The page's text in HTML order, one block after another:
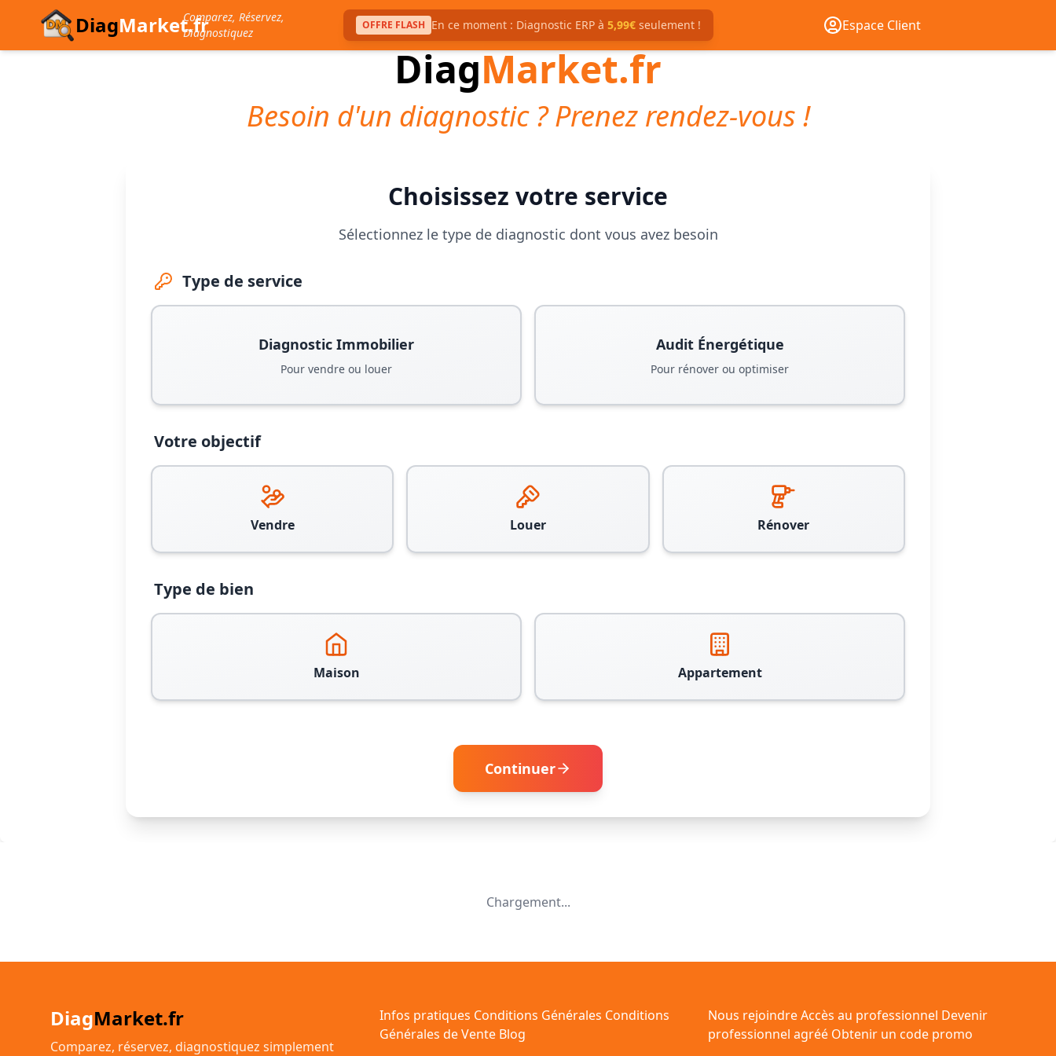
DiagMarket.frComparez, Réservez,
Diagnostiquez
OFFRE FLASH En ce moment : Diagnostic ERP à 5,99€seulement ! Espace Client
DiagMarket.fr
Besoin d'un diagnostic ? Prenez rendez-vous !
Choisissez votre service
Sélectionnez le type de diagnostic dont vous avez besoin
Type de service
Diagnostic Immobilier
Pour vendre ou louer
Audit Énergétique
Pour rénover ou optimiser
Votre objectif
Vendre Louer Rénover
Type de bien
Maison Appartement
Continuer
Chargement...
DiagMarket.fr
Comparez, réservez, diagnostiquez simplement
Infos pratiques Conditions Générales Conditions
Générales de Vente Blog
Nous rejoindreAccès au professionnel Devenir
professionnel agréé Obtenir un code promo